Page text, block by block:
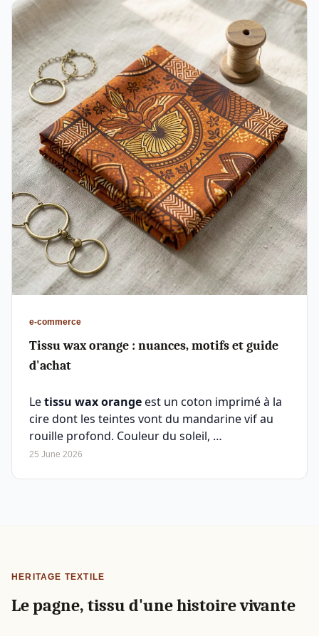
e-commerce
Tissu wax orange : nuances, motifs et guide
d'achat
Letissu wax orangeest un coton imprimé à la
cire dont les teintes vont du mandarine vif au
rouille profond. Couleur du soleil, …
25 June 2026
HERITAGE TEXTILE
Le pagne, tissu d'une histoire vivante